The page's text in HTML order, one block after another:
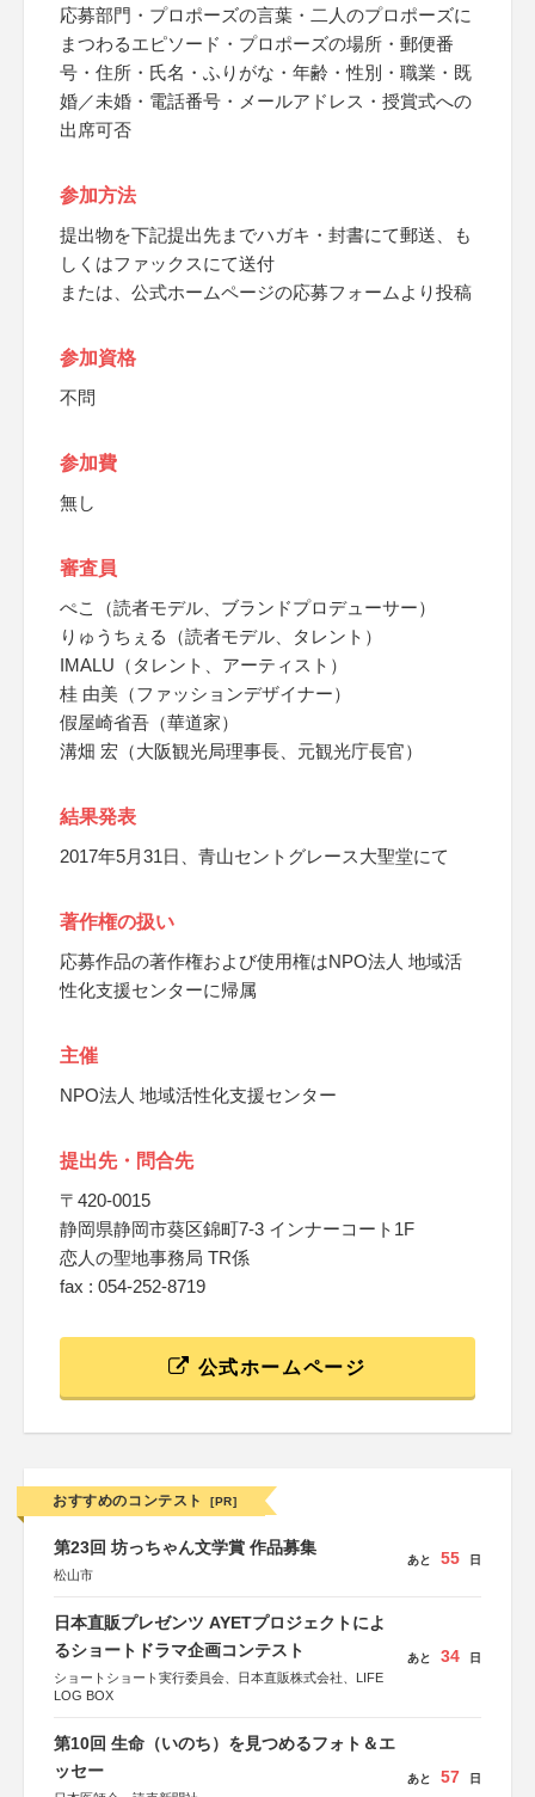
応募部門・プロポーズの言葉・二人のプロポーズに
まつわるエピソード・プロポーズの場所・郵便番
号・住所・氏名・ふりがな・年齢・性別・職業・既
婚／未婚・電話番号・メールアドレス・授賞式への
出席可否
参加方法
提出物を下記提出先までハガキ・封書にて郵送、も
しくはファックスにて送付
または、公式ホームページの応募フォームより投稿
参加資格
不問
参加費
無し
審査員
ぺこ（読者モデル、ブランドプロデューサー）
りゅうちぇる（読者モデル、タレント）
IMALU（タレント、アーティスト）
桂 由美（ファッションデザイナー）
假屋崎省吾（華道家）
溝畑 宏（大阪観光局理事長、元観光庁長官）
結果発表
2017年5月31日、青山セントグレース大聖堂にて
著作権の扱い
応募作品の著作権および使用権はNPO法人 地域活
性化支援センターに帰属
主催
NPO法人 地域活性化支援センター
提出先・問合先
〒420-0015
静岡県静岡市葵区錦町7-3 インナーコート1F
恋人の聖地事務局 TR係
fax : 054-252-8719
公式ホームページ
おすすめのコンテスト [PR]
第23回 坊っちゃん文学賞 作品募集
松山市
あと 55 日
日本直販プレゼンツ AYETプロジェクトによ
るショートドラマ企画コンテスト
ショートショート実行委員会、日本直販株式会社、LIFE
LOG BOX
あと 34 日
第10回 生命（いのち）を見つめるフォト＆エ
ッセー
あと 57 日